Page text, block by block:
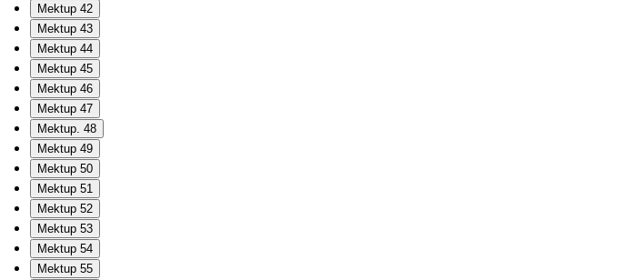
Mektup 42
Mektup 43
Mektup 44
Mektup 45
Mektup 46
Mektup 47
Mektup. 48
Mektup 49
Mektup 50
Mektup 51
Mektup 52
Mektup 53
Mektup 54
Mektup 55